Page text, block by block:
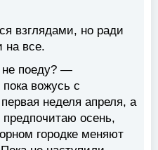
взглядами, но ради
на все.
не поеду? —
вожусь с
неделя апреля, а
осень,
городке меняют